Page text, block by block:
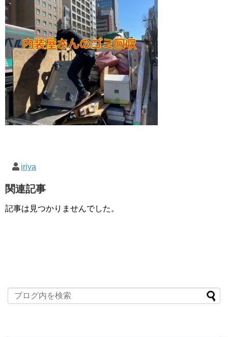
iriya
関連記事
記事は見つかりませんでした。